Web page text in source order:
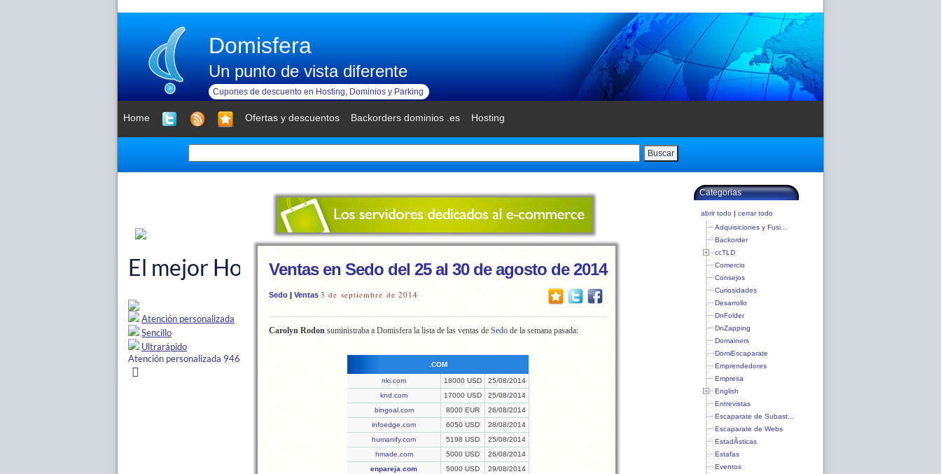
Domisfera
Un punto de vista diferente
Cupones de descuento en Hosting, Dominios y Parking
Home Ofertas y descuentos Backorders dominios .es Hosting
Buscar
Ventas en Sedo del 25 al 30 de agosto de 2014
Sedo | Ventas 3 de septiembre de 2014
Carolyn Rodon suministraba a Domisfera la lista de las ventas de Sedo de la semana pasada:
.COM
nki.com 18000 USD
25/08/2014
knd.com
17000 USD
25/08/2014
bingoal.com
8000 EUR
26/08/2014
infoedge.com
6050 USD
28/08/2014
humanify.com
5198 USD
25/08/2014
hmade.com
5000 USD
26/08/2014
enpareja.com
5000 USD
29/08/2014
Categorias
abrir todo | cerrar todo
Adquisiciones y Fusi...
Backorder
ccTLD
Comercio
Consejos
Curiosidades
Desarrollo
DnFolder
DnZapping
Domainers
DomiEscaparate
Emprendedores
Empresa
English
Entrevistas
Escaparate de Subast...
Escaparate de Webs
EstadÃ­sticas
Estafas
Eventos